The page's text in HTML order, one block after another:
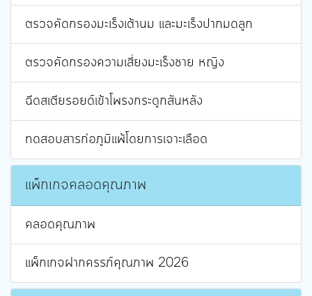
ตรวจคัดกรองมะเร็งเต้านม และมะเร็งปากมดลูก
ตรวจคัดกรองความเสี่ยงมะเร็งชาย หญิง
ฉีดสเตียรอยด์เข้าโพรงกระดูกสันหลัง
ทดสอบสารก่อภูมิแพ้โดยการเจาะเลือด
แพ็กเกจคลอดคุณภาพ
คลอดคุณภาพ
แพ็กเกจฝากครรภ์คุณภาพ 2026